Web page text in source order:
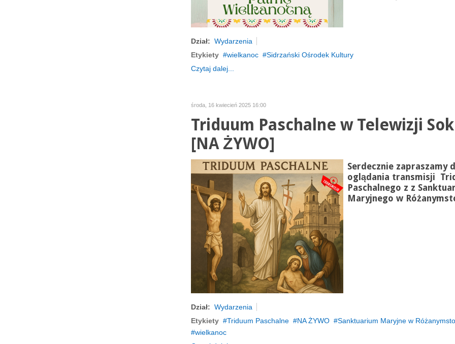
Dział: Wydarzenia
Etykiety
wielkanoc
Sidrzański Ośrodek Kultury
Czytaj dalej...
środa, 16 kwiecień 2025 16:00
Triduum Paschalne w Telewizji
[NA ŻYWO]
Serdecznie zapraszamy
oglądania transmisji
Paschalnego z z
Maryjnego w
Dział: Wydarzenia
Etykiety
Triduum Paschalne NA ŻYWO
Sanktuarium Maryjne w
wielkanoc